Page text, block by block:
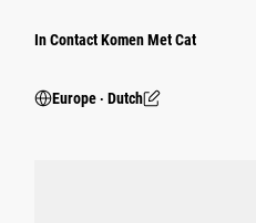
In Contact Komen Met Cat
Europe ‧ Dutch